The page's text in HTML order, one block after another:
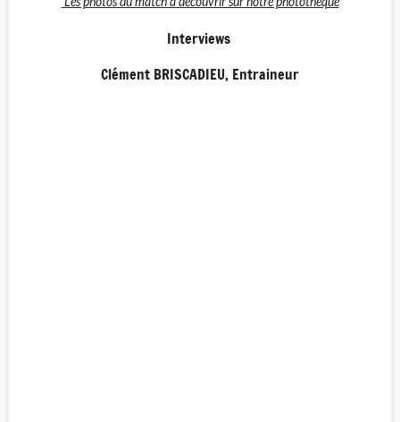
Interviews
Clément BRISCADIEU, Entraineur